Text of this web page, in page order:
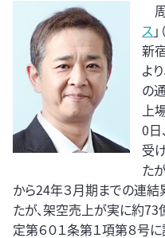
ス
新
よ
の
上
0日
受
た
から24年３月期までの連
たが、架空売上が実に約73
定第６０１条第１項第８号